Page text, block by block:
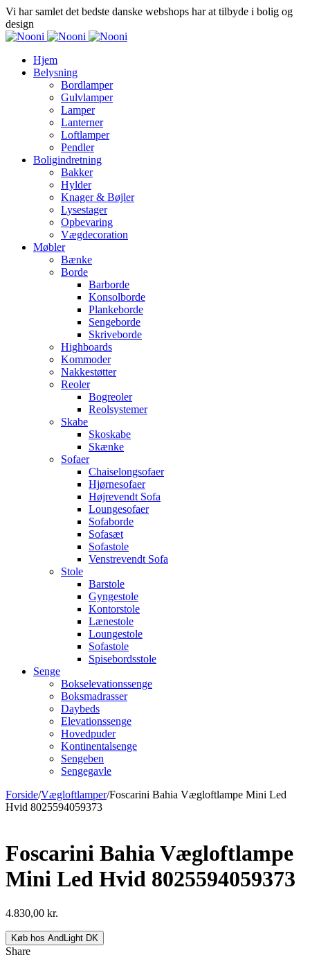
Vi har samlet det bedste danske webshops har at tilbyde i bolig og
design
Hjem
Belysning
Bordlamper
Gulvlamper
Lamper
Lanterner
Loftlamper
Pendler
Boligindretning
Bakker
Hylder
Knager & Bøjler
Lysestager
Opbevaring
Vægdecoration
Møbler
Bænke
Borde
Barborde
Konsolborde
Plankeborde
Sengeborde
Skriveborde
Highboards
Kommoder
Nakkestøtter
Reoler
Bogreoler
Reolsystemer
Skabe
Skoskabe
Skænke
Sofaer
Chaiselongsofaer
Hjørnesofaer
Højrevendt Sofa
Loungesofaer
Sofaborde
Sofasæt
Sofastole
Venstrevendt Sofa
Stole
Barstole
Gyngestole
Kontorstole
Lænestole
Loungestole
Sofastole
Spisebordsstole
Senge
Bokselevationssenge
Boksmadrasser
Daybeds
Elevationssenge
Hovedpuder
Kontinentalsenge
Sengeben
Sengegavle
Forside/Vægloftlamper/Foscarini Bahia Vægloftlampe Mini Led
Hvid 8025594059373
Foscarini Bahia Vægloftlampe
Mini Led Hvid 8025594059373
4.830,00 kr.
Køb hos AndLight DK
Share